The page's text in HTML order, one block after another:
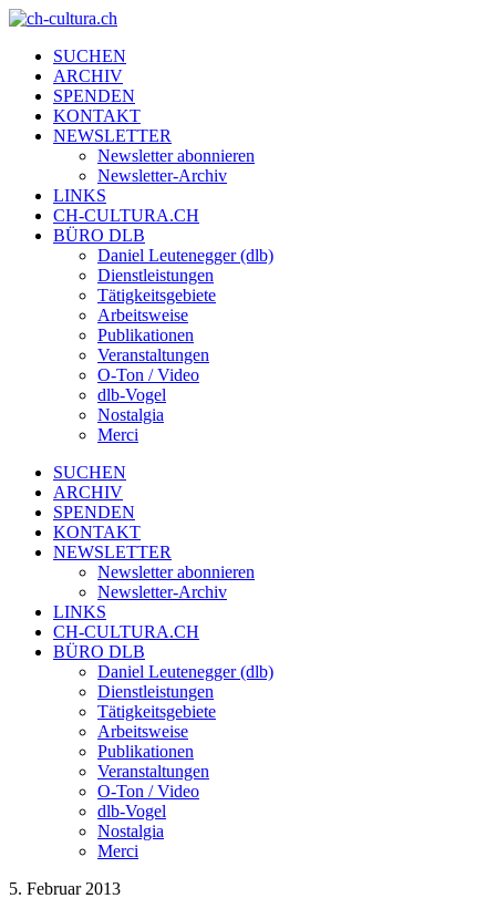
SUCHEN
ARCHIV
SPENDEN
KONTAKT
NEWSLETTER
Newsletter abonnieren
Newsletter-Archiv
LINKS
CH-CULTURA.CH
BÜRO DLB
Daniel Leutenegger (dlb)
Dienstleistungen
Tätigkeitsgebiete
Arbeitsweise
Publikationen
Veranstaltungen
O-Ton / Video
dlb-Vogel
Nostalgia
Merci
SUCHEN
ARCHIV
SPENDEN
KONTAKT
NEWSLETTER
Newsletter abonnieren
Newsletter-Archiv
LINKS
CH-CULTURA.CH
BÜRO DLB
Daniel Leutenegger (dlb)
Dienstleistungen
Tätigkeitsgebiete
Arbeitsweise
Publikationen
Veranstaltungen
O-Ton / Video
dlb-Vogel
Nostalgia
Merci
5. Februar 2013